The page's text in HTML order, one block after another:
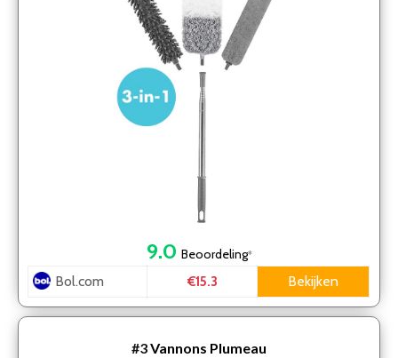
9.0 Beoordeling*
Bol.com €15.3 Bekijken
#3Vannons Plumeau